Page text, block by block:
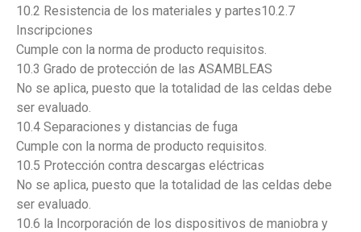
10.2 Resistencia de los materiales y partes10.2.7
Inscripciones
Cumple con la norma de producto requisitos.
10.3 Grado de protección de las ASAMBLEAS
No se aplica, puesto que la totalidad de las celdas debe
ser evaluado.
10.4 Separaciones y distancias de fuga
Cumple con la norma de producto requisitos.
10.5 Protección contra descargas eléctricas
No se aplica, puesto que la totalidad de las celdas debe
ser evaluado.
10.6 la Incorporación de los dispositivos de maniobra y